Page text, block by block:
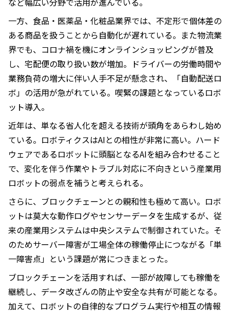
一方、食品・医薬品・化粧品業界では、不定形で個体差の
ある商品を扱うことから自動化が遅れている。また物流業
界でも、コロナ禍を機にオンラインショッピングが普及
し、宅配便の取り扱い数が増加。ドライバーの労働時間や
業務負荷の増大に伴い人手不足が懸念され、「自動配送ロ
ボ」の活用が急がれている。喫緊の課題となっているロボ
ット導入。
近年は、単なる省人化を超える技術が頭角をあらわし始め
ている。ロボティクスはAIとの相性が非常に高い。ハード
ウェアであるロボットに頭脳となるAIを組み合わせること
で、変化を伴う作業やトラブル対応に不向きという産業用
ロボットの弱点を補うと考えられる。
さらに、ブロックチェーンとの親和性も極めて高い。ロボ
ットは莫大な動作ログやセンサーデータを生成するが、従
来の産業用システムは中央システムで制御されていた。そ
のためサーバー障害が工場全体の稼働停止につながる「単
一障害点」という課題が常につきまとった。
ブロックチェーンを活用すれば、一部が故障しても稼働を
継続し、データ改ざんの防止や安全な共有が可能となる。
加えて、ロボットの自律的なプログラム実行や相互の情報